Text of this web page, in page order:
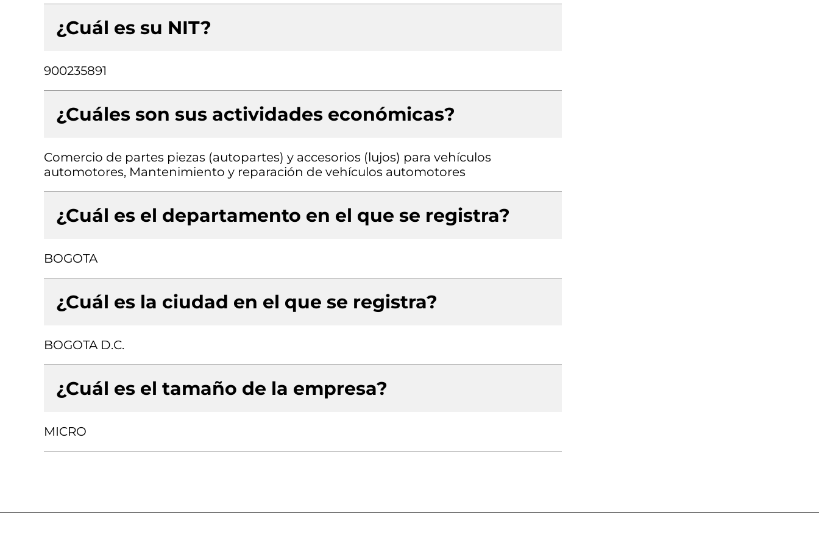
¿Cuál es su NIT?
900235891
¿Cuáles son sus actividades económicas?
Comercio de partes piezas (autopartes) y accesorios (lujos) para vehículos
automotores, Mantenimiento y reparación de vehículos automotores
¿Cuál es el departamento en el que se registra?
BOGOTA
¿Cuál es la ciudad en el que se registra?
BOGOTA D.C.
¿Cuál es el tamaño de la empresa?
MICRO